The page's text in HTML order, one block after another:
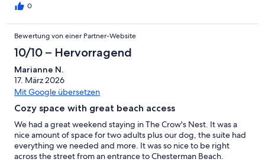
0
Bewertung von einer Partner-Website
10/10 – Hervorragend
Marianne N.
17. März 2026
Mit Google übersetzen
Cozy space with great beach access
We had a great weekend staying in The Crow's Nest. It was a
nice amount of space for two adults plus our dog, the suite had
everything we needed and more. It was so nice to be right
across the street from an entrance to Chesterman Beach.